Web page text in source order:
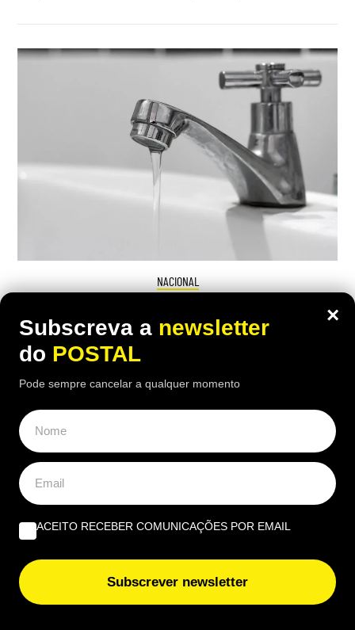
NACIONAL
Milhares sem água: vai haver cortes de
água prolongados em Portugal e há um
concelho com interrupção durante 5
dias
Vários concelhos já têm cortes de água
confirmados para a semana de 10 a 16 de agosto,
com interrupções que podem durar várias horas
ÚLTIMAS NOTÍCIAS
×
Subscreva a newsletter
do POSTAL
Pode sempre cancelar a qualquer momento
ACEITO RECEBER COMUNICAÇÕES POR EMAIL
Subscrever newsletter